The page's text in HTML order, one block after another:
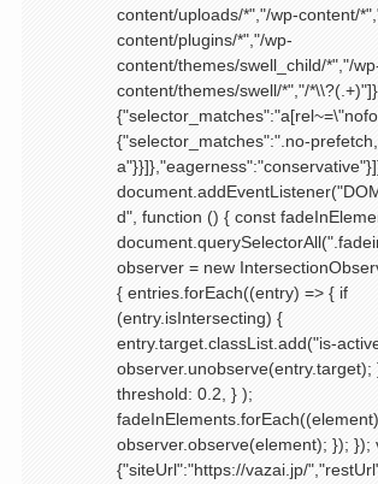
content/uploads/*","/wp-content/
content/plugins/*","/wp-
content/themes/swell_child/*","/
content/themes/swell/*","/
{"selector_matches":".no-
d", function () { const
observer = new
{ entries.forEach((entry) => { if
(entry.isIntersecting) {
entry.target.classList.add("is-
observer.unobserve(entry.target);
threshold: 0.2, } );
observer.observe(element); }); });
{"siteUrl":"https://vazai.jp/